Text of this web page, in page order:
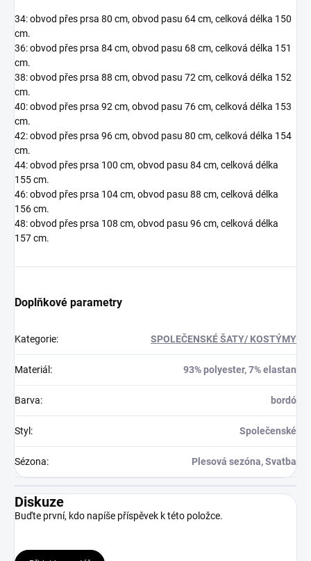
34: obvod přes prsa 80 cm, obvod pasu 64 cm, celková délka 150
cm.
36: obvod přes prsa 84 cm, obvod pasu 68 cm, celková délka 151
cm.
38: obvod přes prsa 88 cm, obvod pasu 72 cm, celková délka 152
cm.
40: obvod přes prsa 92 cm, obvod pasu 76 cm, celková délka 153
cm.
42: obvod přes prsa 96 cm, obvod pasu 80 cm, celková délka 154
cm.
44: obvod přes prsa 100 cm, obvod pasu 84 cm, celková délka
155 cm.
46: obvod přes prsa 104 cm, obvod pasu 88 cm, celková délka
156 cm.
48: obvod přes prsa 108 cm, obvod pasu 96 cm, celková délka
157 cm.
Doplňkové parametry
Kategorie: SPOLEČENSKÉ ŠATY/ KOSTÝMY
Materiál: 93% polyester, 7% elastan
Barva: bordó
Styl: Společenské
Sézona: Plesová sezóna, Svatba
Diskuze
Buďte první, kdo napíše příspěvek k této položce.